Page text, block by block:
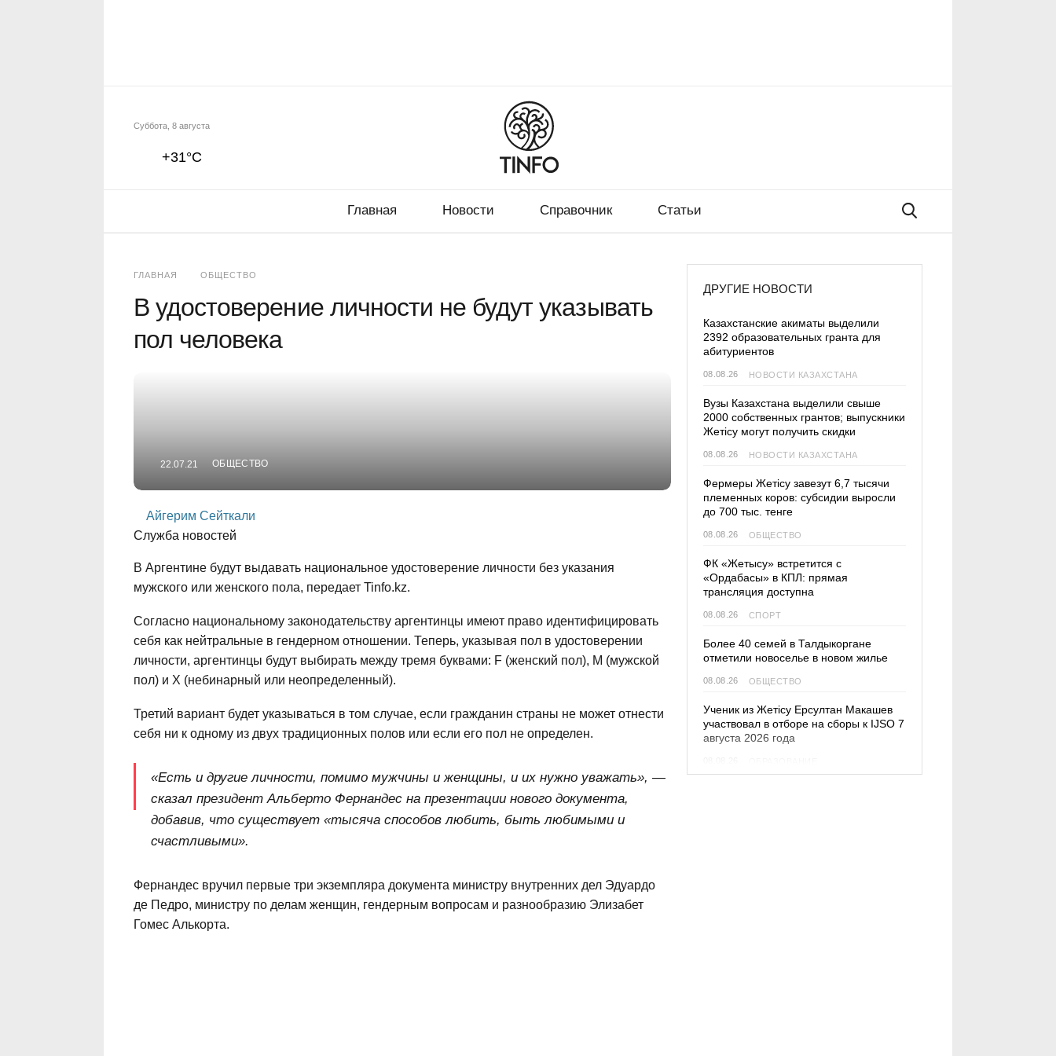
Главная Новости Справочник Статьи
+31°C
Суббота, 8 августа
ГЛАВНАЯ ОБЩЕСТВО
В удостоверение личности не будут указывать
пол человека
22.07.21 ОБЩЕСТВО
Айгерим Сейткали
Служба новостей
В Аргентине будут выдавать национальное удостоверение личности без указания
мужского или женского пола, передает Tinfo.kz.
Согласно национальному законодательству аргентинцы имеют право идентифицировать
себя как нейтральные в гендерном отношении. Теперь, указывая пол в удостоверении
личности, аргентинцы будут выбирать между тремя буквами: F (женский пол), M (мужской
пол) и Х (небинарный или неопределенный).
Третий вариант будет указываться в том случае, если гражданин страны не может отнести
себя ни к одному из двух традиционных полов или если его пол не определен.
«Есть и другие личности, помимо мужчины и женщины, и их нужно уважать», —
сказал президент Альберто Фернандес на презентации нового документа,
добавив, что существует «тысяча способов любить, быть любимыми и
счастливыми».
Фернандес вручил первые три экземпляра документа министру внутренних дел Эдуардо
де Педро, министру по делам женщин, гендерным вопросам и разнообразию Элизабет
Гомес Алькорта.
ДРУГИЕ НОВОСТИ
Казахстанские акиматы выделили
2392 образовательных гранта для
абитуриентов
08.08.26 НОВОСТИ КАЗАХСТАНА
Вузы Казахстана выделили свыше
2000 собственных грантов; выпускники
Жетісу могут получить скидки
08.08.26 НОВОСТИ КАЗАХСТАНА
Фермеры Жетісу завезут 6,7 тысячи
племенных коров: субсидии выросли
до 700 тыс. тенге
08.08.26 ОБЩЕСТВО
ФК «Жетысу» встретится с
«Ордабасы» в КПЛ: прямая
трансляция доступна
08.08.26 СПОРТ
Более 40 семей в Талдыкоргане
отметили новоселье в новом жилье
08.08.26 ОБЩЕСТВО
Ученик из Жетісу Ерсултан Макашев
участвовал в отборе на сборы к IJSO 7
августа 2026 года